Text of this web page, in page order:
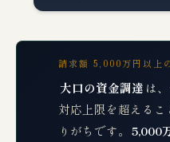
請求額 5,000万円以上
大口の資金調達 は
対応上限を超える
りがちです。 5,000